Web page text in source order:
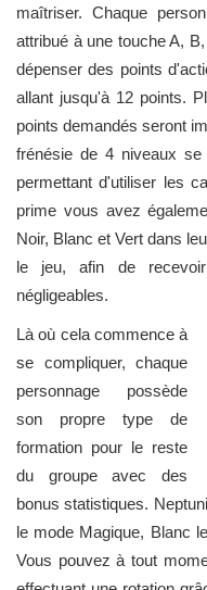
maîtriser. Chaque
attribué à une touche A,
dépenser des points
allant jusqu'à 12 points.
points demandés seront
frénésie de 4 niveaux
permettant d'utiliser les
prime vous avez
Noir, Blanc et Vert dans
le jeu, afin de
négligeables.
Là où cela commence à
se compliquer, chaque
personnage possède
son propre type de
formation pour le reste
du groupe avec des
bonus statistiques.
le mode Magique, Blanc
Vous pouvez à tout